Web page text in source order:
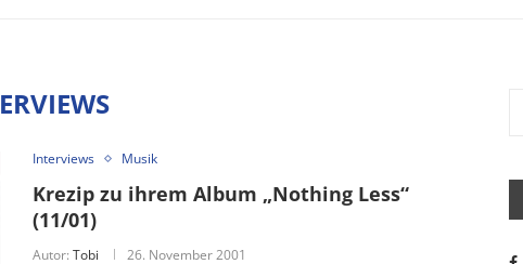
Interviews Musik
Krezip zu ihrem Album „Nothing Less“
(11/01)
Autor: Tobi 26. November 2001